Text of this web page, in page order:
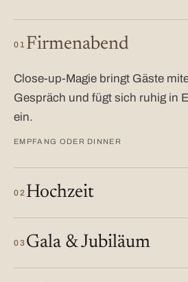
01 Firmenabend
Close-up-Magie bringt Gäste
Gespräch und fügt sich ruhig in
ein.
EMPFANG ODER DINNER
02 Hochzeit
03 Gala & Jubiläum